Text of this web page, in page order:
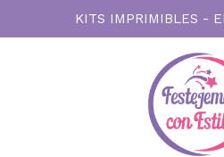
KITS IMPRIMIBLES -